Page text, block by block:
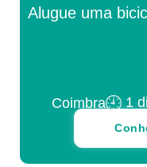
Alugue uma
Coimbra 1